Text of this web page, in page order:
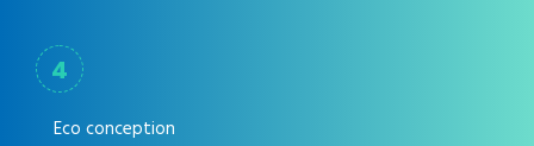
4
Eco conception